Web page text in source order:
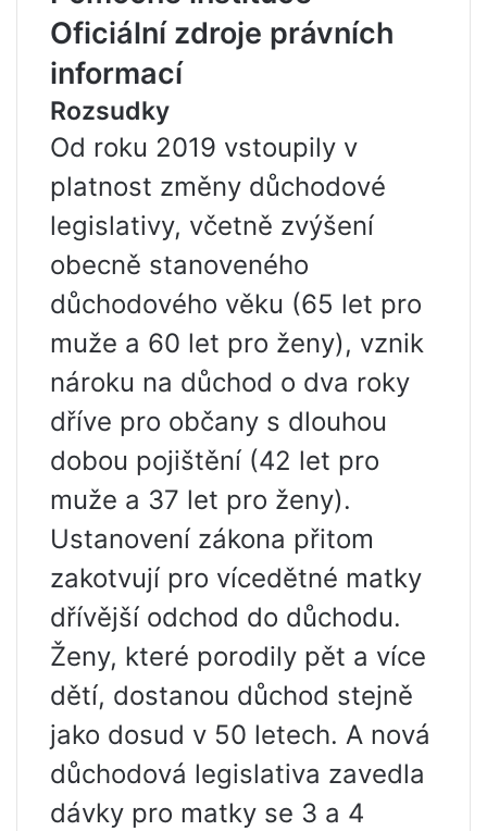
Oficiální zdroje právních
informací
Rozsudky
Od roku 2019 vstoupily v
platnost změny důchodové
legislativy, včetně zvýšení
obecně stanoveného
důchodového věku (65 let pro
muže a 60 let pro ženy), vznik
nároku na důchod o dva roky
dříve pro občany s dlouhou
dobou pojištění (42 let pro
muže a 37 let pro ženy).
Ustanovení zákona přitom
zakotvují pro vícedětné matky
dřívější odchod do důchodu.
Ženy, které porodily pět a více
dětí, dostanou důchod stejně
jako dosud v 50 letech. A nová
důchodová legislativa zavedla
dávky pro matky se 3 a 4